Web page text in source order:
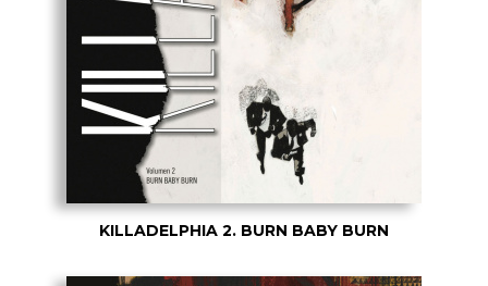
KILLADELPHIA 2. BURN BABY BURN